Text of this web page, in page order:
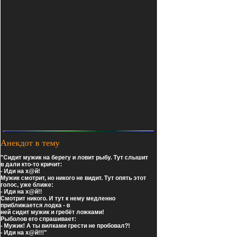
Анекдот в тему
Сидит мужик на берегу и ловит рыбу. Тут слышит
в дали кто-то кричит:
- Иди на х@й!
Мужик смотрит, но никого не видит. Тут опять этот
голос, уже ближе:
- Иди на х@й!!
Смотрит никого. И тут к нему медленно
приближается лодка - в
ней сидит мужик и гребёт ложками!
Рыболов его спрашивает:
- Мужик! А ты вилками грести не пробовал?!
- Иди на х@й!!!